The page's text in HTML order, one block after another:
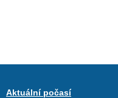
Aktuální počasí